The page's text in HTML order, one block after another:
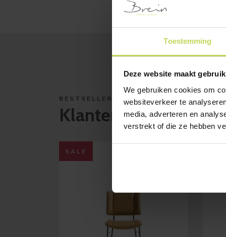
Toestemming
Deze website maakt
We gebruiken cookies om
websiteverkeer te
media, adverteren en
verstrekt of die ze hebben
BESTSELLERS
Klanten bekeken ook
SALE